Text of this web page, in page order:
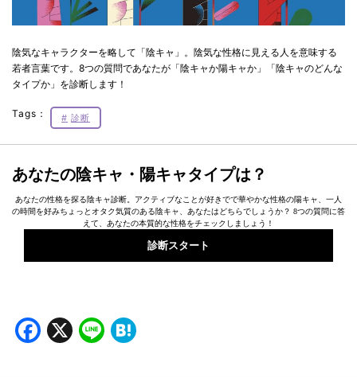
陰気なキャラクターを略して「陰キャ」。陰気な性格に見える人を意味する
若者言葉です。8つの質問であなたが「陰キャか陽キャか」「陰キャのどんな
タイプか」を診断します！
Tags： 診断
あなたの陰キャ・陽キャタイプは？
あなたの性格を探る陰キャ診断。アクティブなことが好きでで華やかな性格の陽キャ、一人
の時間を好みちょっとオタク気質のある陰キャ、あなたはどちらでしょうか？ 8つの質問に答
えて、あなたの本質的な性格をチェックしましょう！
診断スタート
Facebook
X Line